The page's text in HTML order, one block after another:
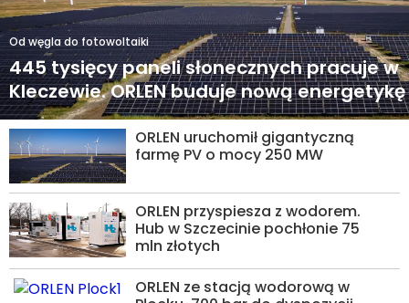
Od węgla do fotowoltaiki
445 tysięcy paneli słonecznych pracuje w
Kleczewie. ORLEN buduje nową energetykę
ORLEN uruchomił gigantyczną
farmę PV o mocy 250 MW
ORLEN przyspiesza z wodorem.
Hub w Szczecinie pochłonie 75
mln złotych
ORLEN ze stacją wodorową w